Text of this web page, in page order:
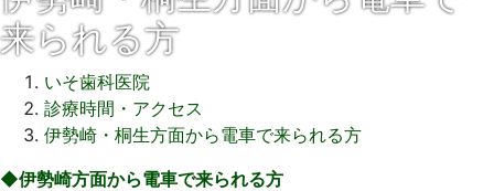
来られる方
いそ歯科医院
診療時間・アクセス
伊勢崎・桐生方面から電車で来られる方
2022
◆伊勢崎方面から電車で来られる方